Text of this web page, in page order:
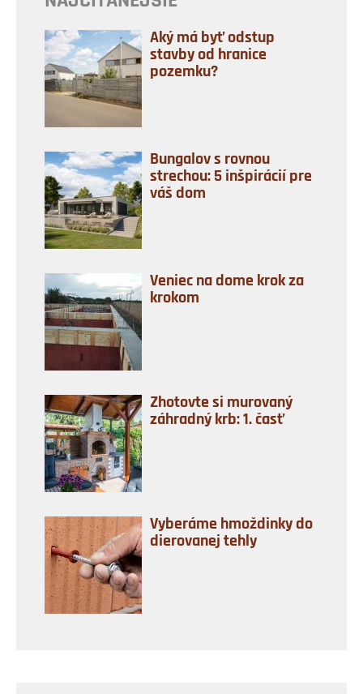
Aký má byť odstup
stavby od hranice
pozemku?
Bungalov s rovnou
strechou: 5 inšpirácií pre
váš dom
Veniec na dome krok za
krokom
Zhotovte si murovaný
záhradný krb: 1. časť
Vyberáme hmoždinky do
dierovanej tehly